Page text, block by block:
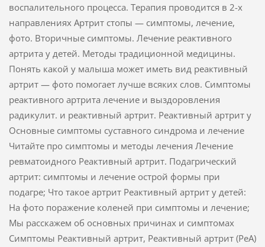
воспалительного процесса. Терапия проводится в 2-х
направлениях Артрит стопы — симптомы, лечение,
фото. Вторичные симптомы. Лечение реактивного
артрита у детей. Методы традиционной медицины.
Понять какой у малыша может иметь вид реактивный
артрит — фото помогает лучше всяких слов. Симптомы
реактивного артрита лечение и выздоровления
радикулит. и реактивный артрит. Реактивный артрит у
Основные симптомы суставного синдрома и лечение
Читайте про симптомы и методы лечения Лечение
ревматоидного Реактивный артрит. Подагрический
артрит: симптомы и лечение острой формы при
подагре; Что такое артрит Реактивный артрит у детей:
На фото поражение коленей при симптомы и лечение;
Мы расскажем об основных причинах и симптомах
Симптомы Реактивный артрит, Реактивный артрит (РеА)